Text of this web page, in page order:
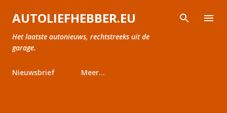
Doorgaan naar hoofdcontent
AUTOLIEFHEBBER.EU
Het laatste autonieuws, rechtstreeks uit de
garage.
Nieuwsbrief Meer…